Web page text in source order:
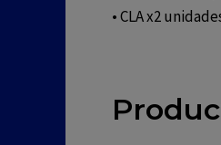
• CLA x2